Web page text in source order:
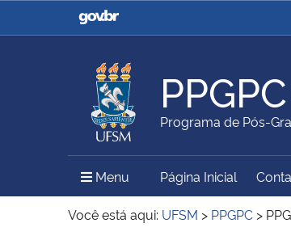
Casa Civil
Ministério
Ministério da Agricultura,
Pecuária e Abastecimento
Ministério
Ministério do Meio Ambiente Ministério
PPGPC
Programa de Pós-
Menu Menu Principal do Sítio
Página Inicial
Você está aqui: UFSM > PPGPC >